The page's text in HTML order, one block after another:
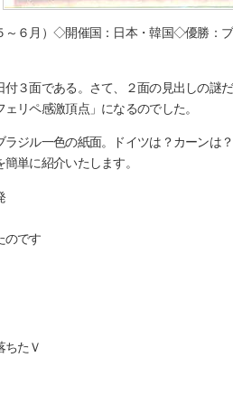
６月）◇開催国：日本・韓国◇優勝：ブ
３面である。さて、２面の見出しの謎
リペ感激頂点」になるのでした。
ジル一色の紙面。ドイツは？カーンは
単に紹介いたします。
です
ちたＶ